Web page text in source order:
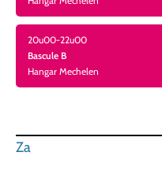
20u00-22u00
Bascule B
Hangar Mechelen
Za